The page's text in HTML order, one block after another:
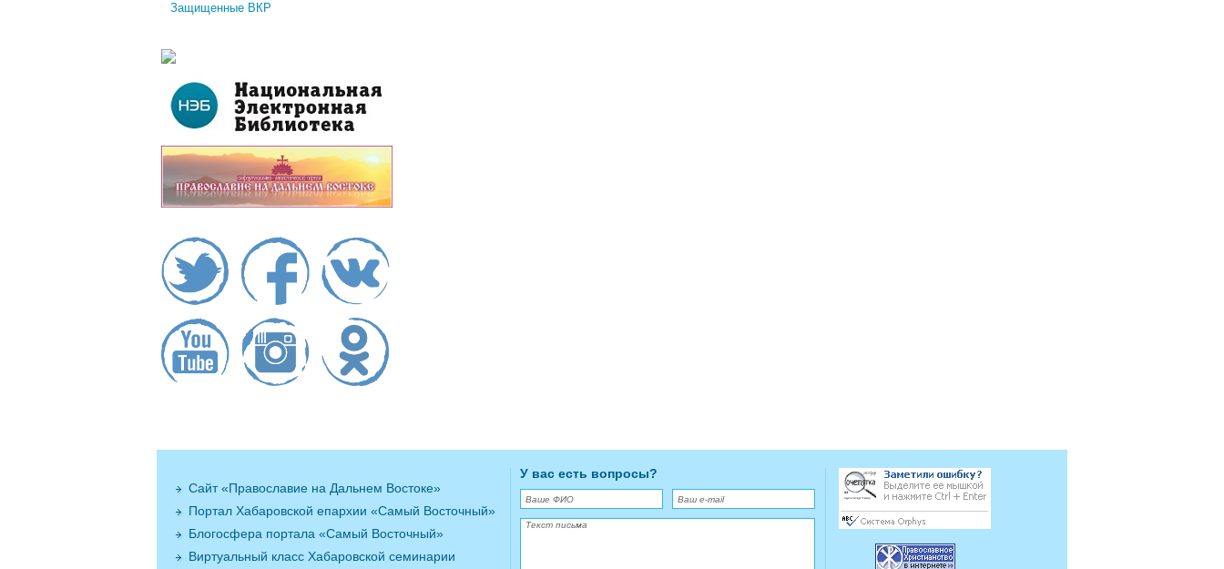
Защищенные ВКР
Сайт «Православие на Дальнем Востоке»
Портал Хабаровской епархии «Самый Восточный»
Блогосфера портала «Самый Восточный»
Виртуальный класс Хабаровской семинарии
У вас есть вопросы?